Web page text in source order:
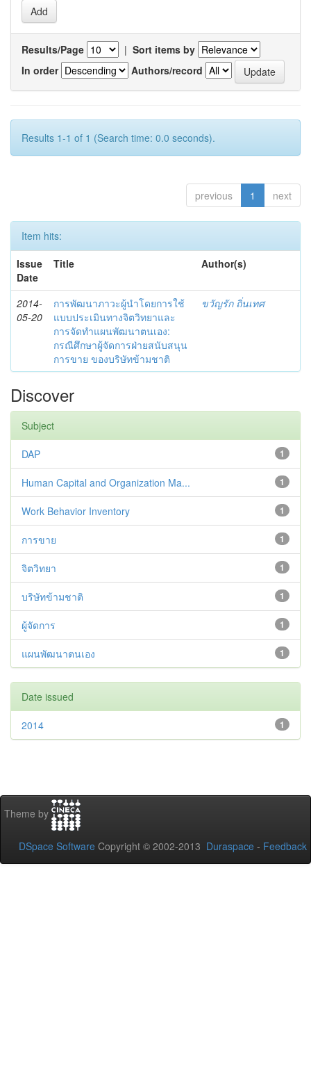
Results/Page | Sort items by
In order
Authors/record
Results 1-1 of 1 (Search time: 0.0 seconds).
previous 1 next
Item hits:
Issue
Date
Title Author(s)
2014-
05-20
การพัฒนาภาวะผู้นำโดยการใช้
แบบประเมินทางจิตวิทยาและ
การจัดทำแผนพัฒนาตนเอง:
กรณีศึกษาผู้จัดการฝ่ายสนับสนุน
การขาย ของบริษัทข้ามชาติ
ขวัญรัก ถิ่นเทศ
Discover
Subject
1
DAP
1
Human Capital and Organization Ma...
1
Work Behavior Inventory
1
การขาย
1
จิตวิทยา
1
บริษัทข้ามชาติ
1
ผู้จัดการ
1
แผนพัฒนาตนเอง
Date issued
1
2014
Theme by
DSpace Software Copyright © 2002-2013 Duraspace - Feedback